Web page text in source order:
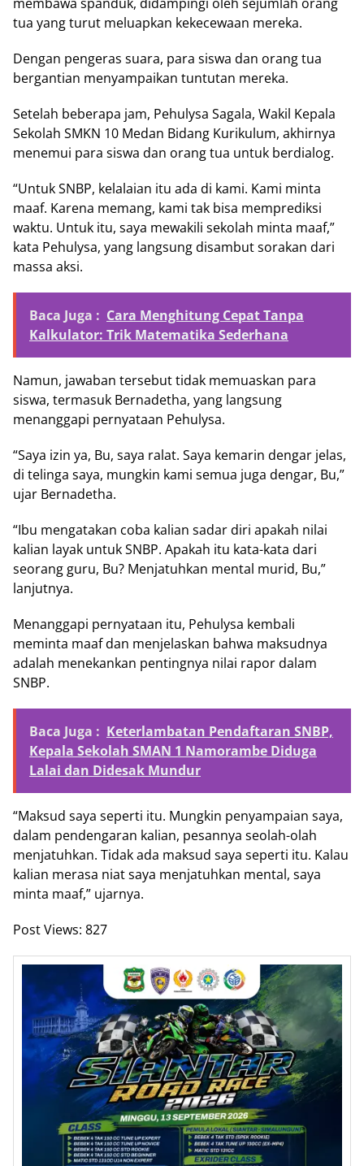
tua yang turut meluapkan kekecewaan mereka.
Dengan pengeras suara, para siswa dan orang tua
bergantian menyampaikan tuntutan mereka.
Setelah beberapa jam, Pehulysa Sagala, Wakil Kepala
Sekolah SMKN 10 Medan Bidang Kurikulum, akhirnya
menemui para siswa dan orang tua untuk berdialog.
“Untuk SNBP, kelalaian itu ada di kami. Kami minta
maaf. Karena memang, kami tak bisa memprediksi
waktu. Untuk itu, saya mewakili sekolah minta maaf,”
kata Pehulysa, yang langsung disambut sorakan dari
massa aksi.
Baca Juga : Cara Menghitung Cepat Tanpa
Kalkulator: Trik Matematika Sederhana
Namun, jawaban tersebut tidak memuaskan para
siswa, termasuk Bernadetha, yang langsung
menanggapi pernyataan Pehulysa.
“Saya izin ya, Bu, saya ralat. Saya kemarin dengar jelas,
di telinga saya, mungkin kami semua juga dengar, Bu,”
ujar Bernadetha.
“Ibu mengatakan coba kalian sadar diri apakah nilai
kalian layak untuk SNBP. Apakah itu kata-kata dari
seorang guru, Bu? Menjatuhkan mental murid, Bu,”
lanjutnya.
Menanggapi pernyataan itu, Pehulysa kembali
meminta maaf dan menjelaskan bahwa maksudnya
adalah menekankan pentingnya nilai rapor dalam
SNBP.
Baca Juga : Keterlambatan Pendaftaran SNBP,
Kepala Sekolah SMAN 1 Namorambe Diduga
Lalai dan Didesak Mundur
“Maksud saya seperti itu. Mungkin penyampaian saya,
dalam pendengaran kalian, pesannya seolah-olah
menjatuhkan. Tidak ada maksud saya seperti itu. Kalau
kalian merasa niat saya menjatuhkan mental, saya
minta maaf,” ujarnya.
Post Views: 827